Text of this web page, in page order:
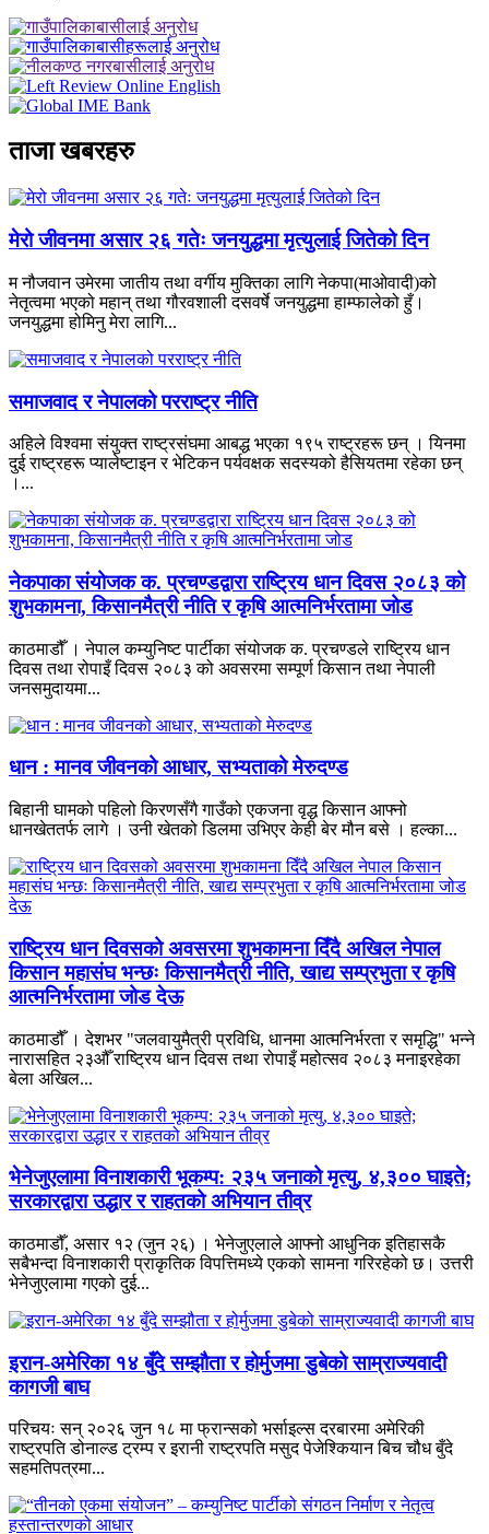
ताजा खबरहरु
मेरो जीवनमा असार २६ गतेः जनयुद्धमा मृत्युलाई जितेको दिन
म नौजवान उमेरमा जातीय तथा वर्गीय मुक्तिका लागि नेकपा(माओवादी)को
नेतृत्वमा भएको महान् तथा गौरवशाली दसवर्षे जनयुद्धमा हाम्फालेको हुँ।
जनयुद्धमा होमिनु मेरा लागि...
समाजवाद र नेपालको परराष्ट्र नीति
अहिले विश्वमा संयुक्त राष्ट्रसंघमा आबद्ध भएका १९५ राष्ट्रहरू छन् । यिनमा
दुई राष्ट्रहरू प्यालेष्टाइन र भेटिकन पर्यवक्षक सदस्यको हैसियतमा रहेका छन्
।...
नेकपाका संयोजक क. प्रचण्डद्वारा राष्ट्रिय धान दिवस २०८३ को
शुभकामना, किसानमैत्री नीति र कृषि आत्मनिर्भरतामा जोड
काठमाडौँ । नेपाल कम्युनिष्ट पार्टीका संयोजक क. प्रचण्डले राष्ट्रिय धान
दिवस तथा रोपाइँ दिवस २०८३ को अवसरमा सम्पूर्ण किसान तथा नेपाली
जनसमुदायमा...
धान : मानव जीवनको आधार, सभ्यताको मेरुदण्ड
बिहानी घामको पहिलो किरणसँगै गाउँको एकजना वृद्ध किसान आफ्नो
धानखेततर्फ लागे । उनी खेतको डिलमा उभिएर केही बेर मौन बसे । हल्का...
राष्ट्रिय धान दिवसको अवसरमा शुभकामना दिँदै अखिल नेपाल
किसान महासंघ भन्छः किसानमैत्री नीति, खाद्य सम्प्रभुता र कृषि
आत्मनिर्भरतामा जोड देऊ
काठमाडौँ । देशभर "जलवायुमैत्री प्रविधि, धानमा आत्मनिर्भरता र समृद्धि" भन्ने
नारासहित २३औँ राष्ट्रिय धान दिवस तथा रोपाइँ महोत्सव २०८३ मनाइरहेका
बेला अखिल...
भेनेजुएलामा विनाशकारी भूकम्प: २३५ जनाको मृत्यु, ४,३०० घाइते;
सरकारद्वारा उद्धार र राहतको अभियान तीव्र
काठमाडौँ, असार १२ (जुन २६) । भेनेजुएलाले आफ्नो आधुनिक इतिहासकै
सबैभन्दा विनाशकारी प्राकृतिक विपत्तिमध्ये एकको सामना गरिरहेको छ। उत्तरी
भेनेजुएलामा गएको दुई...
इरान-अमेरिका १४ बुँदे सम्झौता र होर्मुजमा डुबेको साम्राज्यवादी
कागजी बाघ
परिचयः सन् २०२६ जुन १८ मा फ्रान्सको भर्साइल्स दरबारमा अमेरिकी
राष्ट्रपति डोनाल्ड ट्रम्प र इरानी राष्ट्रपति मसुद पेजेश्कियान बिच चौध बुँदे
सहमतिपत्रमा...